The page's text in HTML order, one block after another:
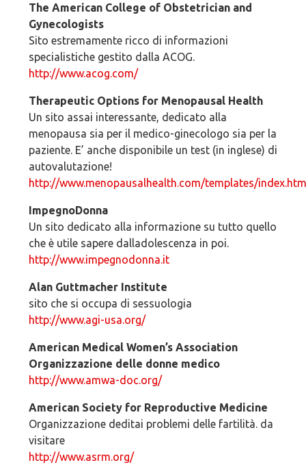
The American College of Obstetrician and
Gynecologists
Sito estremamente ricco di informazioni
specialistiche gestito dalla ACOG.
http://www.acog.com/
Therapeutic Options for Menopausal Health
Un sito assai interessante, dedicato alla
menopausa sia per il medico-ginecologo sia per la
paziente. E’ anche disponibile un test (in inglese) di
autovalutazione!
http://www.menopausalhealth.com/templates/
ImpegnoDonna
Un sito dedicato alla informazione su tutto quello
che è utile sapere dalladolescenza in poi.
http://www.impegnodonna.it
Alan Guttmacher Institute
sito che si occupa di sessuologia
http://www.agi-usa.org/
American Medical Women’s Association
Organizzazione delle donne medico
http://www.amwa-doc.org/
American Society for Reproductive Medicine
Organizzazione deditai problemi delle fartilità. da
visitare
http://www.asrm.org/